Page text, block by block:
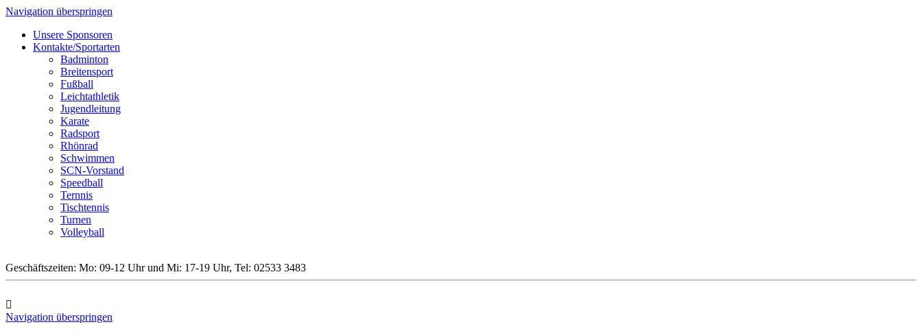
Navigation überspringen
Unsere Sponsoren
Kontakte/Sportarten
Badminton
Breitensport
Fußball
Leichtathletik
Jugendleitung
Karate
Radsport
Rhönrad
Schwimmen
SCN-Vorstand
Speedball
Ternnis
Tischtennis
Turnen
Volleyball
Geschäftszeiten: Mo: 09-12 Uhr und Mi: 17-19 Uhr, Tel: 02533 3483
Navigation überspringen